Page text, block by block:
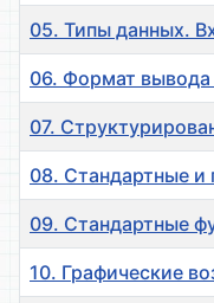
05. Типы данных.
06. Формат
07.
08. Стандартные и
09. Стандартные
10. Графические